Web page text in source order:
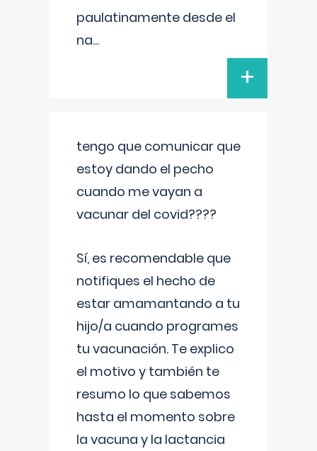
paulatinamente desde el
na...
+
tengo que comunicar que
estoy dando el pecho
cuando me vayan a
vacunar del covid????
Sí, es recomendable que
notifiques el hecho de
estar amamantando a tu
hijo/a cuando programes
tu vacunación. Te explico
el motivo y también te
resumo lo que sabemos
hasta el momento sobre
la vacuna y la lactancia